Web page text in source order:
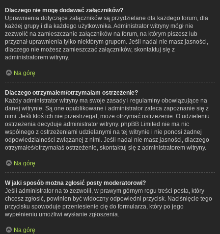
Dlaczego nie mogę dodawać załączników?
Uprawnienia dotyczące załączników są przydzielane dla każdego forum, dla
każdej grupy i dla każdego użytkownika. Administrator witryny mógł nie
zezwolić na zamieszczanie załączników na forum, na którym piszesz lub
przyznał uprawnienia tylko niektórym grupom. Jeśli nadal nie masz jasności,
dlaczego nie możesz zamieszczać załączników, skontaktuj się z
administratorem witryny.
Na górę
Dlaczego otrzymałem/otrzymałam ostrzeżenie?
Każdy administrator witryny ma swoje zasady i regulaminy obowiązujące na
danej witrynie. Są one opublikowane i administrator zaleca zapoznanie się z
nimi. Jeśli ktoś ich nie przestrzegał, może otrzymać ostrzeżenie. O udzieleniu
ostrzeżenia decyduje administrator witryny. phpBB Limited nie ma nic
wspólnego z ostrzeżeniami udzielanymi na tej witrynie i nie ponosi żadnej
odpowiedzialności związanej z nimi. Jeśli nadal nie masz jasności, dlaczego
otrzymałeś/otrzymałaś ostrzeżenie, skontaktuj się z administratorem witryny.
Na górę
W jaki sposób można zgłosić posty moderatorowi?
Jeśli administrator na to zezwolił, w prawym górnym rogu treści posta, który
chcesz zgłosić, powinien być widoczny odpowiedni przycisk. Naciśnięcie tego
przycisku spowoduje przeniesienie cię do formularza, który po jego
wypełnieniu umożliwi wysłanie zgłoszenia.
Na górę